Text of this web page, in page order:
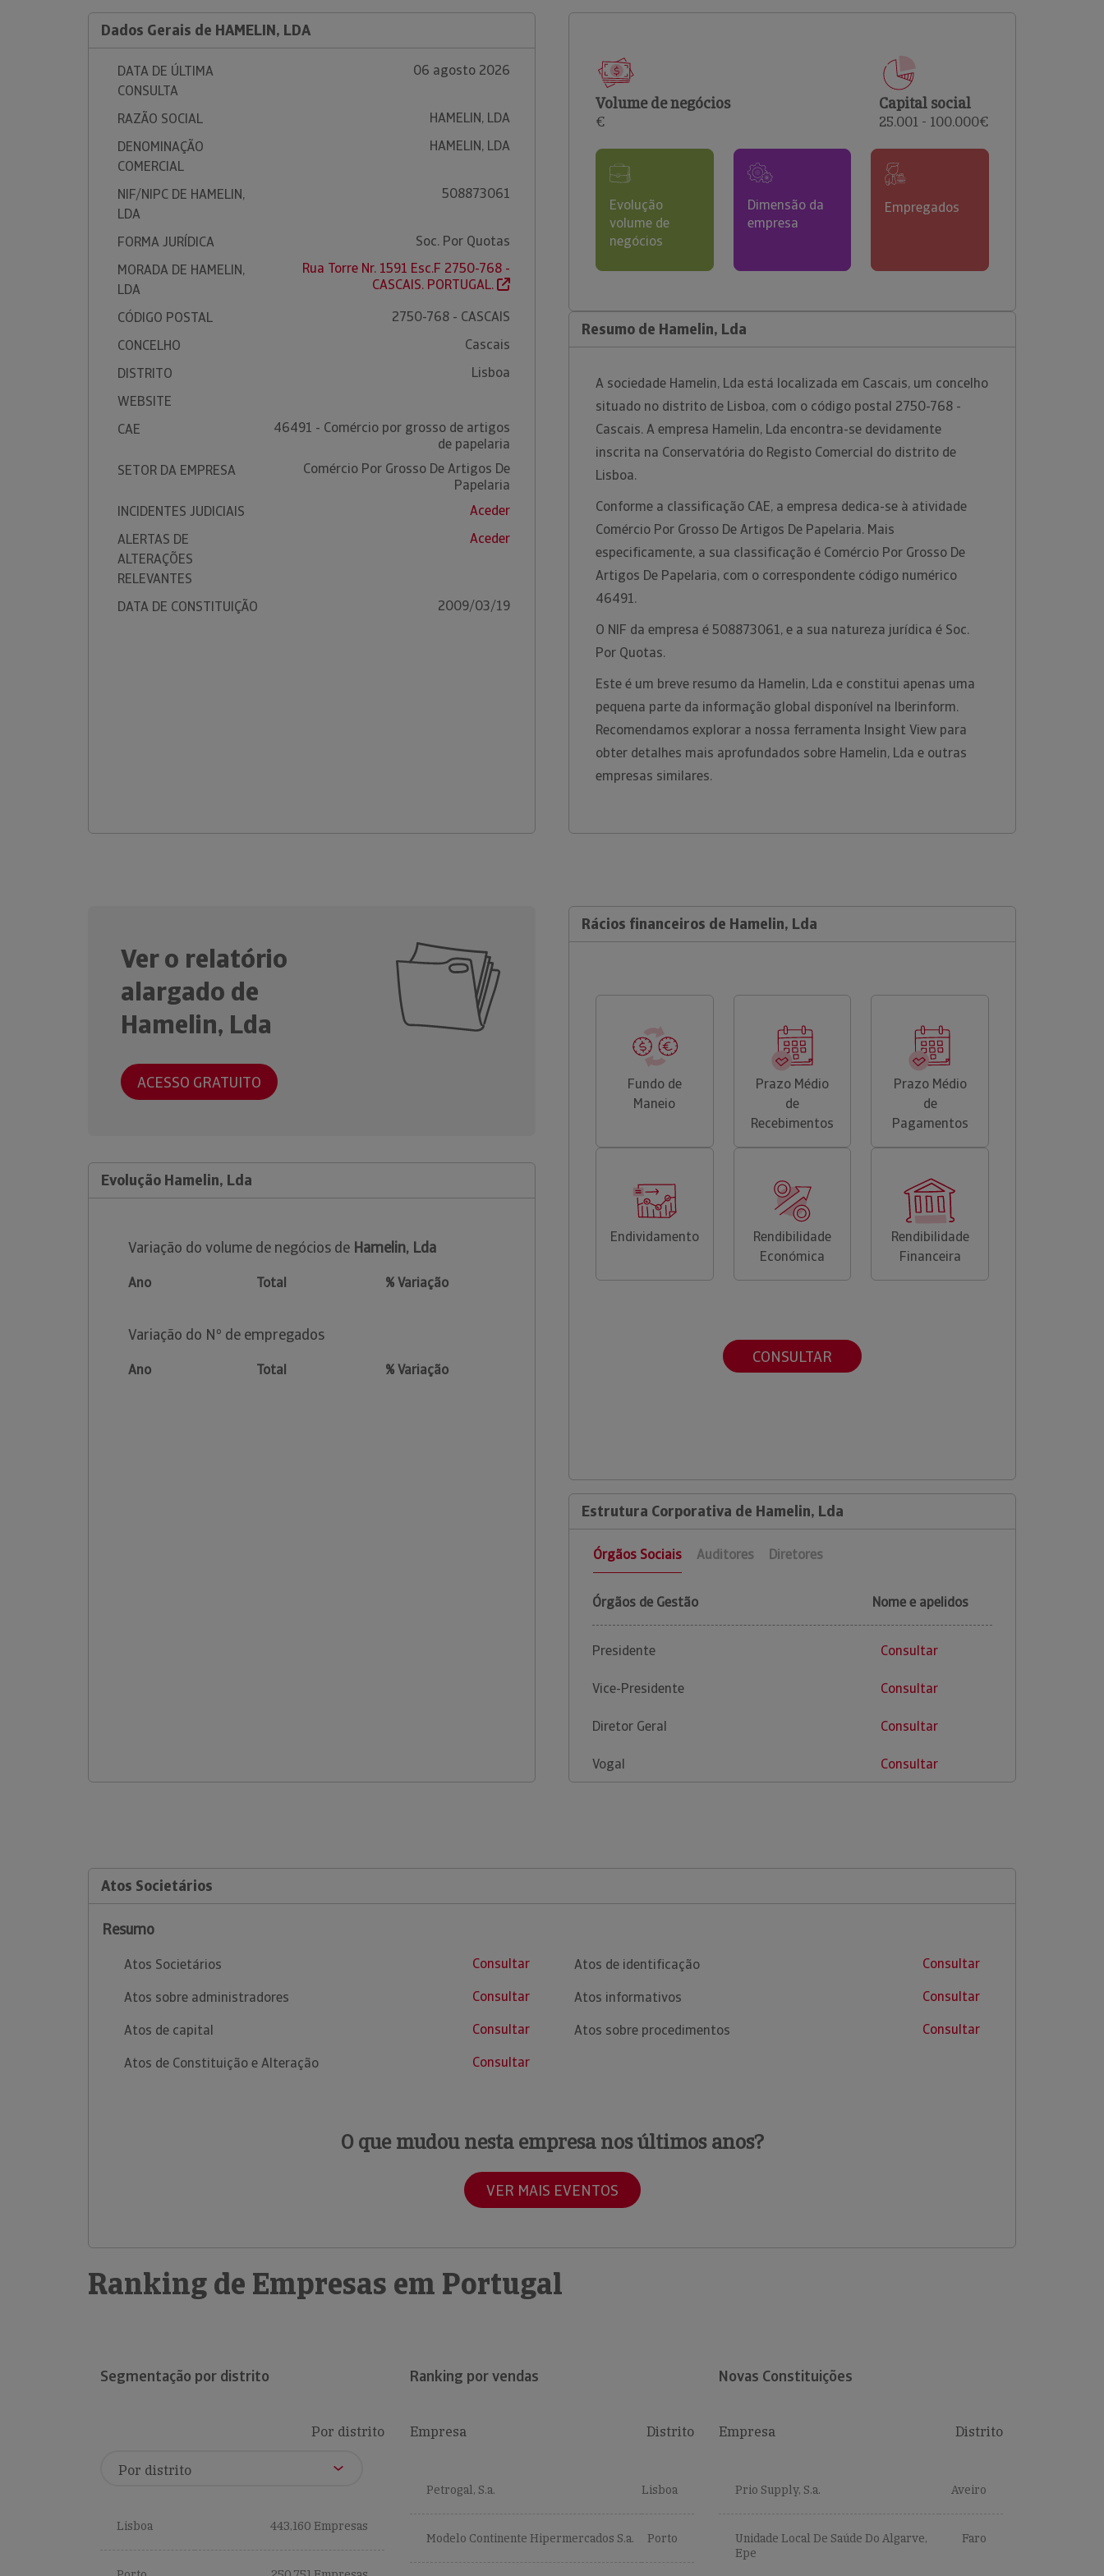
comerciais e analisar o risco de incumprimento dos
Dados Gerais de HAMELIN, LDA
DATA DE ÚLTIMA
CONSULTA
06 agosto 2026
RAZÃO SOCIAL
HAMELIN, LDA
DENOMINAÇÃO
COMERCIAL
HAMELIN, LDA
NIF/NIPC DE HAMELIN,
LDA
508873061
FORMA JURÍDICA
Soc. Por Quotas
MORADA DE HAMELIN,
LDA
Rua Torre Nr. 1591 Esc.F 2750-768 -
CASCAIS. PORTUGAL.
CÓDIGO POSTAL
2750-768 - CASCAIS
CONCELHO
Cascais
DISTRITO
Lisboa
WEBSITE
CAE
46491 - Comércio por grosso de artigos
de papelaria
SETOR DA EMPRESA
Comércio Por Grosso De Artigos De
Papelaria
INCIDENTES JUDICIAIS
Aceder
ALERTAS DE
ALTERAÇÕES
RELEVANTES
Aceder
DATA DE CONSTITUIÇÃO 2009/03/19
Volume de negócios
€
Capital social
25.001 - 100.000€
Evolução
volume de
negócios
Dimensão da
empresa
Empregados
Resumo de Hamelin, Lda
A sociedade Hamelin, Lda está localizada em Cascais, um concelho
situado no distrito de Lisboa, com o código postal 2750-768 -
Cascais. A empresa Hamelin, Lda encontra-se devidamente
inscrita na Conservatória do Registo Comercial do distrito de
Lisboa.
Conforme a classificação CAE, a empresa dedica-se à atividade
Comércio Por Grosso De Artigos De Papelaria. Mais
especificamente, a sua classificação é Comércio Por Grosso De
Artigos De Papelaria, com o correspondente código numérico
46491.
O NIF da empresa é 508873061, e a sua natureza jurídica é Soc.
Por Quotas.
Este é um breve resumo da Hamelin, Lda e constitui apenas uma
pequena parte da informação global disponível na Iberinform.
Recomendamos explorar a nossa ferramenta Insight View para
obter detalhes mais aprofundados sobre Hamelin, Lda e outras
empresas similares.
Ver o relatório
alargado de
Hamelin, Lda
ACESSO GRATUITO
Evolução Hamelin, Lda
Variação do volume de negócios de Hamelin, Lda
Ano Total % Variação
Variação do Nº de empregados
Ano Total % Variação
Rácios financeiros de Hamelin, Lda
Fundo de
Maneio
Prazo Médio
de
Recebimentos
Prazo Médio
de
Pagamentos
Endividamento
Rendibilidade
Económica
Rendibilidade
Financeira
CONSULTAR
Estrutura Corporativa de Hamelin, Lda
Órgãos Sociais Auditores Diretores
Órgãos de Gestão Nome e apelidos
Presidente Consultar
Vice-Presidente Consultar
Diretor Geral Consultar
Vogal Consultar
Atos Societários
Resumo
Atos Societários
Consultar
Atos sobre administradores
Consultar
Atos de capital
Consultar
Atos de Constituição e Alteração
Consultar
Atos de identificação
Consultar
Atos informativos
Consultar
Atos sobre procedimentos
Consultar
O que mudou nesta empresa nos últimos anos?
VER MAIS EVENTOS
Ranking de Empresas em Portugal
Segmentação por distrito
Por distrito
Lisboa 443,160 Empresas
Ranking por vendas
Empresa Distrito
Petrogal, S.a. Lisboa
Modelo Continente Hipermercados S.a. Porto
Novas Constituições
Empresa Distrito
Prio Supply, S.a. Aveiro
Unidade Local De Saúde Do Algarve,
Epe
Faro